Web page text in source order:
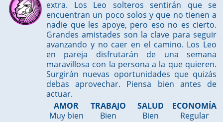
extra. Los Leo solteros sentirán que se
encuentran un poco solos y que no tienen a
nadie que les apoye, pero eso no es cierto.
Grandes amistades son la clave para seguir
avanzando y no caer en el camino. Los Leo
en pareja disfrutarán de una semana
maravillosa con la persona a la que quieren.
Surgirán nuevas oportunidades que quizás
debas aprovechar. Piensa bien antes de
actuar.
AMOR
Muy bien
TRABAJO
Bien
SALUD
Bien
ECONOMÍA
Regular